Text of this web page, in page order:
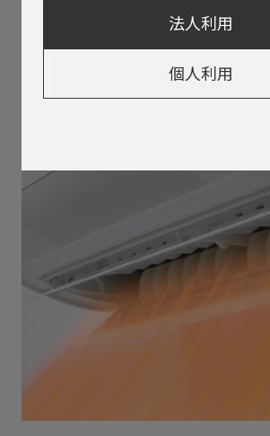
個人利用
法人利用
冷房
すばやく冷える 快適が続く